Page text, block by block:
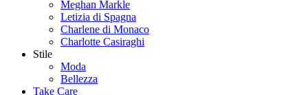
Meghan Markle
Letizia di Spagna
Charlene di Monaco
Charlotte Casiraghi
Stile
Moda
Bellezza
Take Care